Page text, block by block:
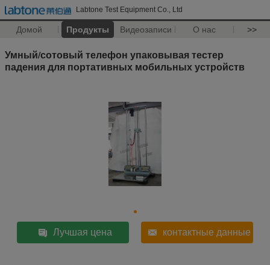
Labtone Test Equipment Co., Ltd
Домой Продукты Видеозаписи О нас >>
Умный/сотовый телефон упаковывая тестер
падения для портативных мобильных устройств
Лучшая цена контактные данные